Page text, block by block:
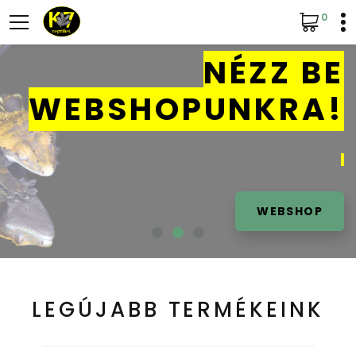
0
NÉZZ BE
WEBSHOPUNKRA!
WEBSHOP
LEGÚJABB TERMÉKEINK